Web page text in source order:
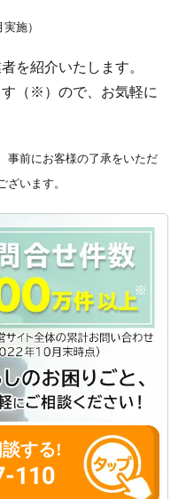
施）
を紹介いたします。
（※）ので、お気軽に
事前にお客様の了承をいただ
います。
する!
110